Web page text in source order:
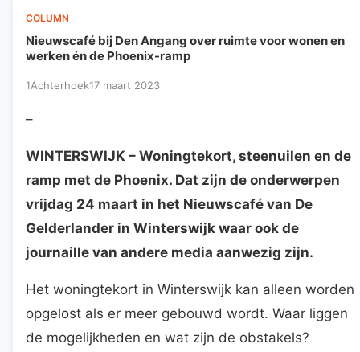
COLUMN
Nieuwscafé bij Den Angang over ruimte voor wonen en
werken én de Phoenix-ramp
1Achterhoek17 maart 2023
–
WINTERSWIJK – Woningtekort, steenuilen en de
ramp met de Phoenix. Dat zijn de onderwerpen
vrijdag 24 maart in het Nieuwscafé van De
Gelderlander in Winterswijk waar ook de
journaille van andere media aanwezig zijn.
Het woningtekort in Winterswijk kan alleen worden
opgelost als er meer gebouwd wordt. Waar liggen
de mogelijkheden en wat zijn de obstakels?